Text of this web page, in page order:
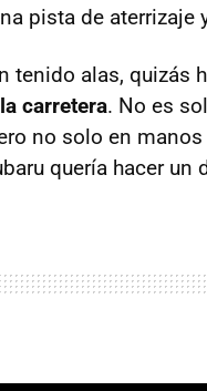
pista de aterrizaje
tenido alas, quizás
carretera. No es
no solo en
quería hacer